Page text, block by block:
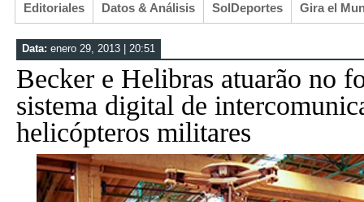
Editoriales Datos & Análisis SolDeportes Gira el
Data: enero 29, 2013 | 20:51
Becker e Helibras atuarão no
sistema digital de
helicópteros militares